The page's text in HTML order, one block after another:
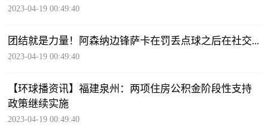
2023-04-19 00:49:40
团结就是力量！阿森纳边锋萨卡在罚丢点球之后在社交...
2023-04-19 00:49:40
【环球播资讯】福建泉州：两项住房公积金阶段性支持
政策继续实施
2023-04-19 00:49:40